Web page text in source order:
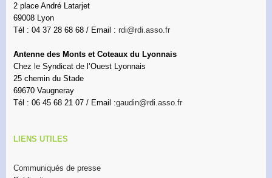
2 place André Latarjet
69008 Lyon
Tél : 04 37 28 68 68 / Email : rdi@rdi.asso.fr
Antenne des Monts et Coteaux du Lyonnais
Chez le Syndicat de l’Ouest Lyonnais
25 chemin du Stade
69670 Vaugneray
Tél : 06 45 68 21 07 / Email :gaudin@rdi.asso.fr
LIENS UTILES
Communiqués de presse